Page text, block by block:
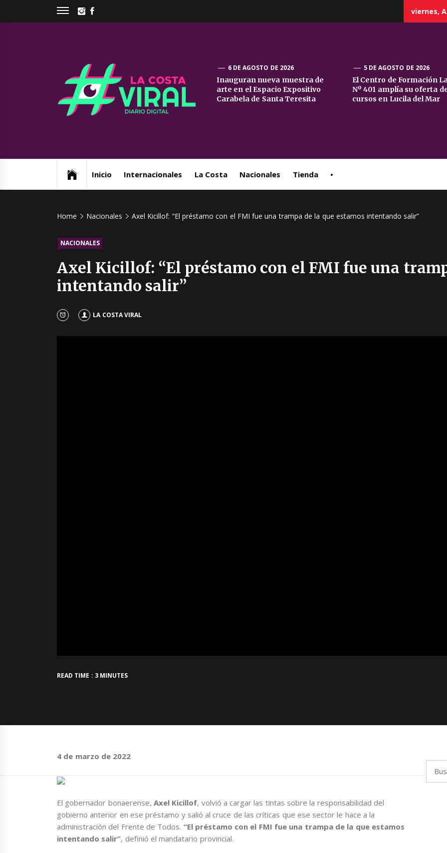
INSTAGRAM
viernes,
La
Costa
6 DE AGOSTO DE 2026
Inauguran nueva muestra de
arte en el Espacio Expositivo
Carabela de Santa Teresita
5 DE AGOSTO DE 2026
El Centro de Formación
Nº 401 amplía su oferta
cursos en Lucila del Mar
Inicio Internacionales La Costa Nacionales Tienda •
Home Nacionales Axel Kicillof: “El préstamo con el FMI fue una trampa de la que estamos intentando salir”
NACIONALES
Axel Kicillof: “El préstamo con el FMI fue una
intentando salir”
LA COSTA VIRAL
READ TIME : 3 MINUTES
4 de marzo de 2022
El gobernador bonaerense, Axel Kicillof, volvió a cargar las tintas sobre la responsabilidad del
gobierno anterior en ese préstamo y salió al cruce de las críticas que ese sector le hace a la
administración del Frente de Todos. “El préstamo con el FMI fue una trampa de la que estamos
intentando salir”, definió el mandatario provincial.